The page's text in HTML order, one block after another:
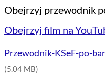
Obejrzyj przewodnik
Obejrzyj film na
Przewodnik-KSeF-po-
(5.04 MB)